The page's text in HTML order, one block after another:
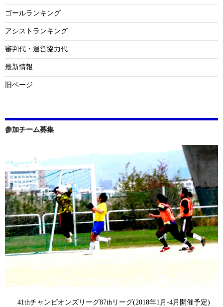
ゴールランキング
アシストランキング
審判代・運営協力代
最新情報
旧ページ
参加チーム募集
41thチャンピオンズリーグ87thリーグ(2018年1月-4月開催予定)